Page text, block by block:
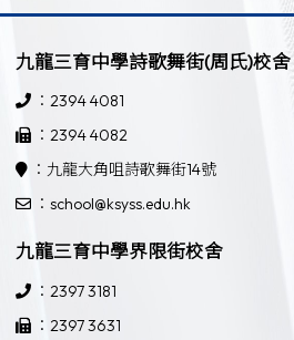
九龍三育中學詩歌舞街(周氏)校舍
：2394 4081
：2394 4082
：九龍大角咀詩歌舞街14號
：school@ksyss.edu.hk
九龍三育中學界限街校舍
：2397 3181
：2397 3631